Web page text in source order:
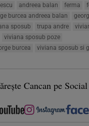
andreea balan ferma
burcea andreea balan
sposub
trupa andre
viviana sposub poze
burcea
viviana sposub si
Cancan pe